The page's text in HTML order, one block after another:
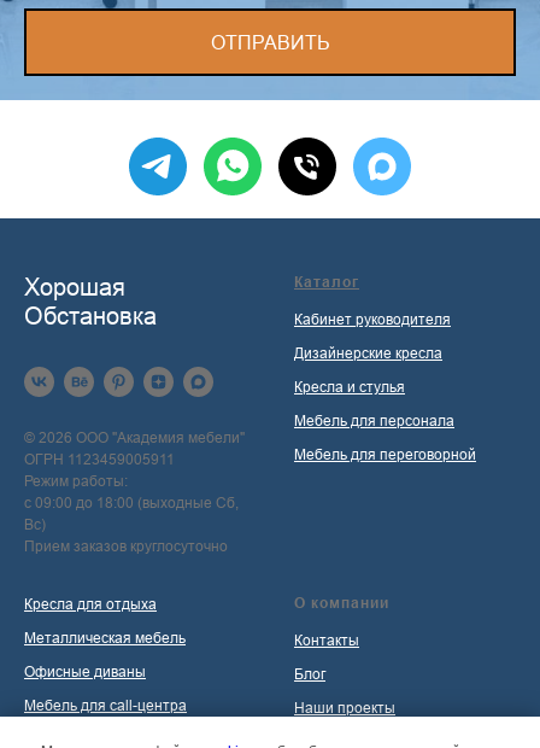
ОТПРАВИТЬ
Хорошая
Обстановка
© 2026 ООО "Академия мебели"
ОГРН 1123459005911
Режим работы:
с 09:00 до 18:00 (выходные Сб,
Вс)
Прием заказов круглосуточно
Каталог
Кабинет руководителя
Дизайнерские кресла
Кресла и стулья
Мебель для персонала
Мебель для переговорной
Кресла для отдыха
Металлическая мебель
Офисные диваны
Мебель для call-центра
О компании
Контакты
Блог
Наши проекты
Политика обработки